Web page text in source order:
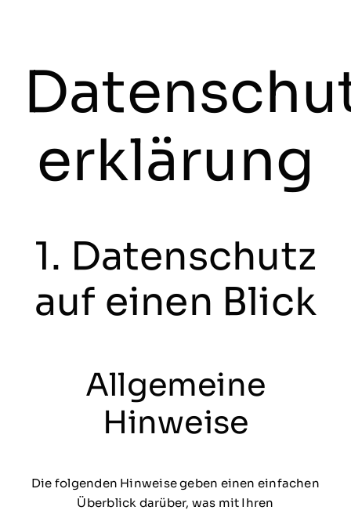
erklärung
1. Datenschutz
auf einen Blick
Allgemeine
Hinweise
Die folgenden Hinweise geben einen einfachen
Überblick darüber, was mit Ihren